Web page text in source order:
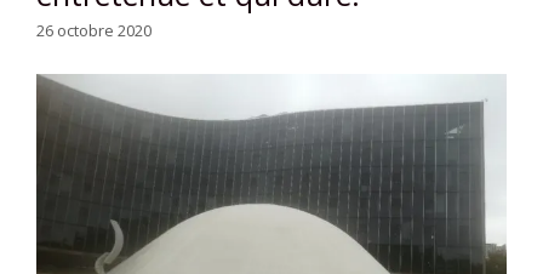
26 octobre 2020